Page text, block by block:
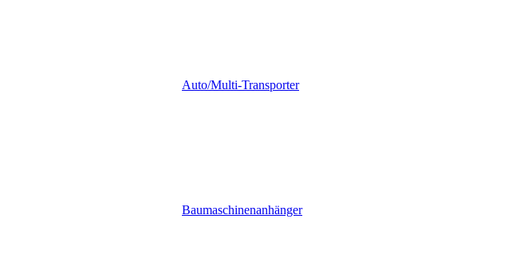
Auto/Multi-Transporter
Baumaschinenanhänger